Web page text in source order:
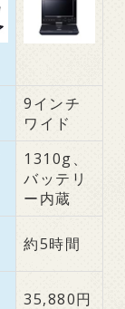
9インチ
ワイド
1310g、
バッテリ
ー内蔵
約5時間
35,880円